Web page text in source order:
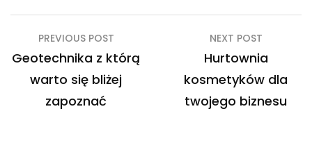
Nawigacja
wpisu
PREVIOUS POST
Geotechnika z którą
warto się bliżej
zapoznać
NEXT POST
Hurtownia
kosmetyków dla
twojego biznesu